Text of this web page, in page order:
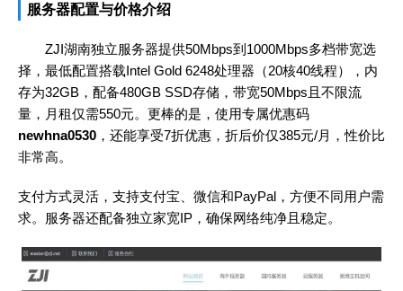
服务器配置与价格介绍
ZJI湖南独立服务器提供50Mbps到1000Mbps多档带宽选
择，最低配置搭载Intel Gold 6248处理器（20核40线程），内
存为32GB，配备480GB SSD存储，带宽50Mbps且不限流
量，月租仅需550元。更棒的是，使用专属优惠码
newhna0530 ，还能享受7折优惠，折后价仅385元/月，性价比
非常高。
支付方式灵活，支持支付宝、微信和PayPal，方便不同用户需
求。服务器还配备独立家宽IP，确保网络纯净且稳定。